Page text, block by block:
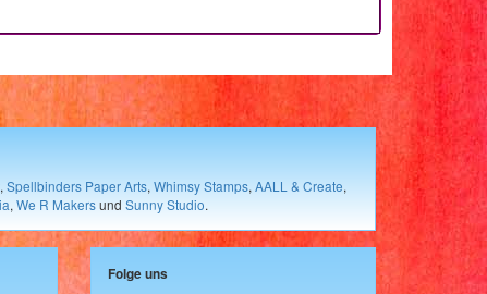
, Spellbinders Paper Arts, Whimsy Stamps, AALL & Create,
, We R Makersund Sunny Studio.
Folge uns